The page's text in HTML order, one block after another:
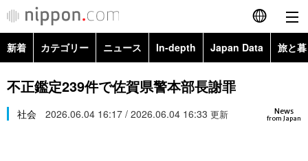
English
简体字
繁體字
新着 カテゴリー ニュース In-depth Japan Data 旅と
政治・外交
経済・ビジネス Images
不正鑑定239件で佐賀県警本部長謝罪
News
from Japan
社会 2026.06.04 16:17 / 2026.06.04 16:33 更新